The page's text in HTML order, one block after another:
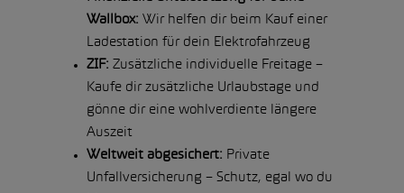
Wallbox: Wir helfen dir beim Kauf einer
Ladestation für dein Elektrofahrzeug
ZIF: Zusätzliche individuelle Freitage –
Kaufe dir zusätzliche Urlaubstage und
gönne dir eine wohlverdiente längere
Auszeit
Weltweit abgesichert: Private
Unfallversicherung – Schutz, egal wo du